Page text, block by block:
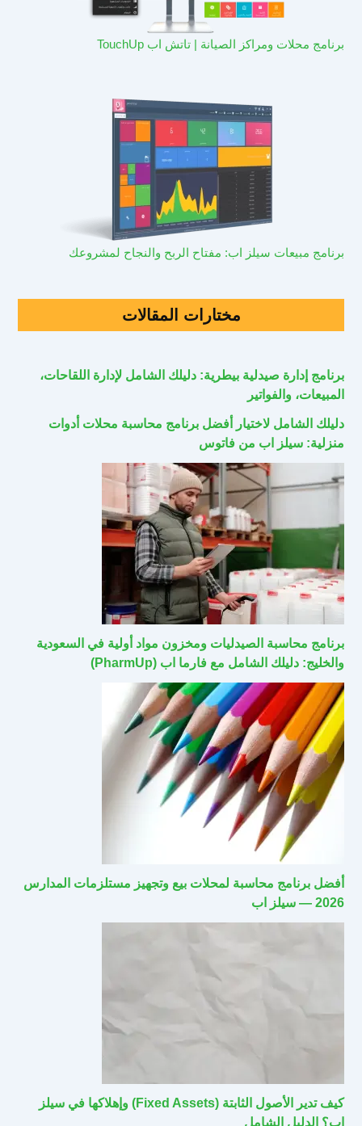
برنامج محلات ومراكز الصيانة | تاتش اب TouchUp
برنامج مبيعات سيلز اب: مفتاح الربح والنجاح لمشروعك
مختارات المقالات
برنامج إدارة صيدلية بيطرية: دليلك الشامل لإدارة اللقاحات،
المبيعات، والفواتير
دليلك الشامل لاختيار أفضل برنامج محاسبة محلات أدوات
منزلية: سيلز اب من فاتوس
برنامج محاسبة الصيدليات ومخزون مواد أولية في السعودية
والخليج: دليلك الشامل مع فارما اب (PharmUp)
أفضل برنامج محاسبة لمحلات بيع وتجهيز مستلزمات المدارس
2026 — سيلز اب
كيف تدير الأصول الثابتة (Fixed Assets) وإهلاكها في سيلز
اب؟ الدليل الشامل